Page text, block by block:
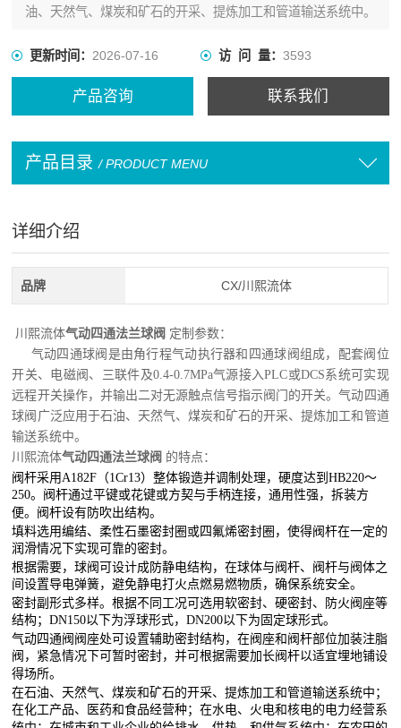
油、天然气、煤炭和矿石的开采、提炼加工和管道输送系统中。
更新时间： 2026-07-16 访 问 量： 3593
产品咨询 联系我们
产品目录 / PRODUCT MENU
详细介绍
品牌 CX/川熙流体
川熙流体气动四通法兰球阀 定制参数：
气动四通球阀是由角行程气动执行器和四通球阀组成，配套阀位
开关、电磁阀、三联件及0.4-0.7MPa气源接入PLC或DCS系统可实现
远程开关操作，并输出二对无源触点信号指示阀门的开关。气动四通
球阀广泛应用于石油、天然气、煤炭和矿石的开采、提炼加工和管道
输送系统中。
川熙流体气动四通法兰球阀 的特点：
阀杆采用A182F（1Cr13）整体锻造并调制处理，硬度达到HB220～
250。阀杆通过平键或花键或方契与手柄连接，通用性强，拆装方
便。阀杆设有防吹出结构。
填料选用编结、柔性石墨密封圈或四氟烯密封圈，使得阀杆在一定的
润滑情况下实现可靠的密封。
根据需要，球阀可设计成防静电结构，在球体与阀杆、阀杆与阀体之
间设置导电弹簧，避免静电打火点燃易燃物质，确保系统安全。
密封副形式多样。根据不同工况可选用软密封、硬密封、防火阀座等
结构；DN150以下为浮球形式，DN200以下为固定球形式。
气动四通阀阀座处可设置辅助密封结构，在阀座和阀杆部位加装注脂
阀，紧急情况下可暂时密封，并可根据需要加长阀杆以适宜埋地铺设
得场所。
在石油、天然气、煤炭和矿石的开采、提炼加工和管道输送系统中；
在化工产品、医药和食品经营种；在水电、火电和核电的电力经营系